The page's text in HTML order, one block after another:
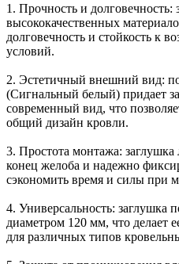
1. Прочность и долговечность:
высококачественных
долговечность и стойкость к
условий.
2. Эстетичный внешний вид:
(Сигнальный белый) придает
современный вид, что
общий дизайн кровли.
3. Простота монтажа: заглушка
конец желоба и надежно
сэкономить время и силы при
4. Универсальность: заглушка
диаметром 120 мм, что делает
для различных типов